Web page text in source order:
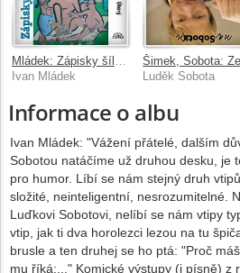
Mládek: Zápisky šílencovy (Trilogie úterý, Moje rodina)
Ivan Mládek
Luděk Sobota
Informace o albu
Ivan Mládek: "Vážení přátelé, dalším
Sobotou natáčíme už druhou desku, je
pro humor. Líbí se nám stejný druh
složité, neinteligentní, nesrozumitelné.
Luďkovi Sobotovi, nelíbí se nám vtipy
vtip, jak ti dva horolezci lezou na tu
brusle a ten druhej se ho ptá: "Proč
mu říká:..." Komické výstupy (i písně) z